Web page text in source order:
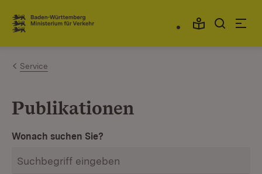
Zum Inhalt springen
Link zur Startseite
Service
Publikationen
Wonach suchen Sie?